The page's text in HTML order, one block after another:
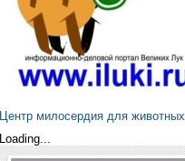
Центр милосердия для животных
Loading...